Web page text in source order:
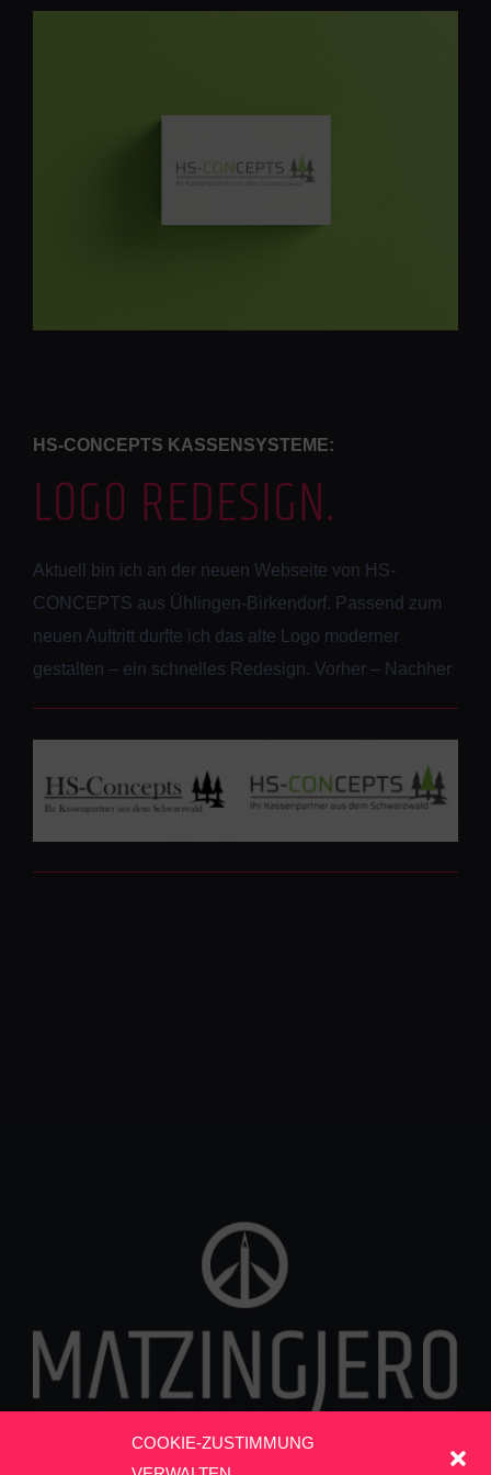
COOKIE-ZUSTIMMUNG
HS-CONCEPTS KASSENSYSTEME:
LOGO REDESIGN.
Aktuell bin ich an der neuen Webseite von HS-
CONCEPTS aus Ühlingen-Birkendorf. Passend zum
neuen Auftritt durfte ich das alte Logo moderner
gestalten – ein schnelles Redesign. Vorher – Nachher